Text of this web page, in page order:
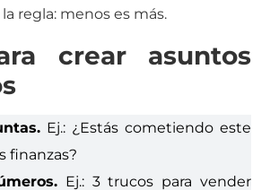
regla: menos es más.
crear asuntos
Ej.: ¿Estás cometiendo este
finanzas?
Ej.: 3 trucos para vender